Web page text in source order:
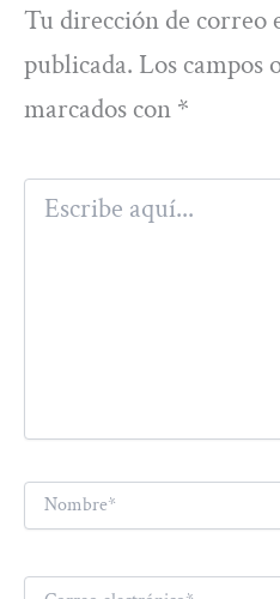
Tu dirección de correo
publicada. Los campos
marcados con *
aquí...
Nombre*